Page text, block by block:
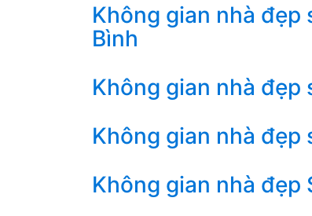
Không gian nhà đẹp
Bình
Không gian nhà đẹp
Không gian nhà đẹp
Không gian nhà đẹp